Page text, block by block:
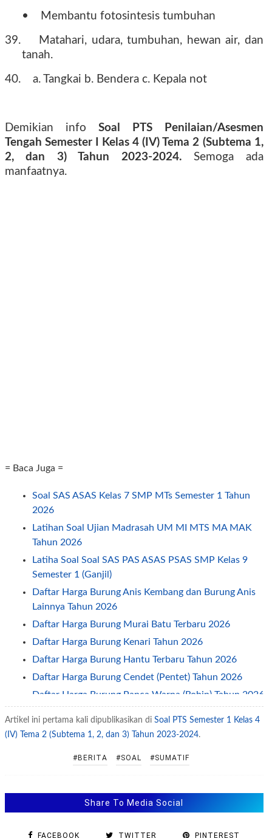
• Membantu fotosintesis tumbuhan
39.
Matahari, udara, tumbuhan, hewan air, dan
tanah.
40. a. Tangkai b. Bendera c. Kepala not
Demikian info Soal PTS Penilaian/Asesmen
Tengah Semester I Kelas 4 (IV) Tema 2 (Subtema 1,
2, dan 3) Tahun 2023-2024.Semoga ada
manfaatnya.
= Baca Juga =
Soal SAS ASAS Kelas 7 SMP MTs Semester 1 Tahun
2026
Latihan Soal Ujian Madrasah UM MI MTS MA MAK
Tahun 2026
Latiha Soal Soal SAS PAS ASAS PSAS SMP Kelas 9
Semester 1 (Ganjil)
Daftar Harga Burung Anis Kembang dan Burung Anis
Lainnya Tahun 2026
Daftar Harga Burung Murai Batu Terbaru 2026
Daftar Harga Burung Kenari Tahun 2026
Daftar Harga Burung Hantu Terbaru Tahun 2026
Daftar Harga Burung Cendet (Pentet) Tahun 2026
Daftar Harga Burung Panca Warna (Robin) Tahun 2026
2026
Cara Melatih Burung Agar Cepat Dapat Makan Voer
Daftar Harga Burung Pleci (Kacamata) Tahun 2026
Daftar Harga Burung Perkutut Terbaru Tahun 2026
Daftar Harga Burung Kolibri Tahun 2026
Artikel ini pertama kali dipublikasikan di Soal PTS Semester 1 Kelas 4
(IV) Tema 2 (Subtema 1, 2, dan 3) Tahun 2023-2024.
#BERITA #SOAL #SUMATIF
Share To Media Social
FACEBOOK TWITTER PINTEREST